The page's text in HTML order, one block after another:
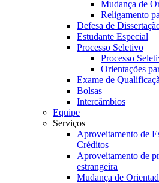
Mudança de
Religamento
Defesa de
Estudante Especial
Processo Seletivo
Processo
Orientações
Exame de
Bolsas
Intercâmbios
Equipe
Serviços
Aproveitamento de
Créditos
Aproveitamento de
estrangeira
Mudança de